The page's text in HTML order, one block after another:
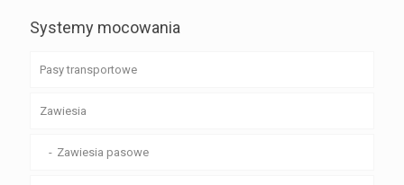
Systemy mocowania
Pasy transportowe
Zawiesia
Zawiesia pasowe